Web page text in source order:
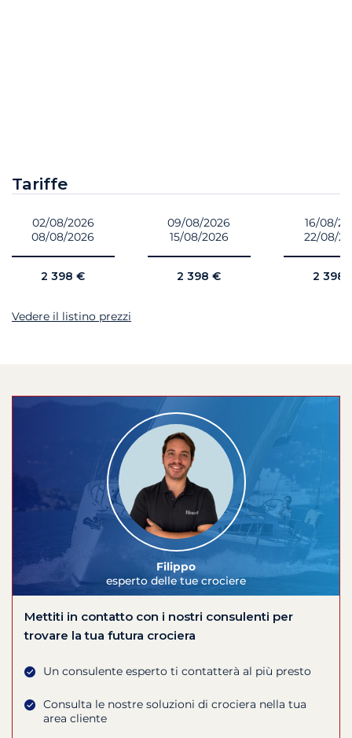
Tariffe
02/08/2026
08/08/2026
2 398 €
09/08/2026
15/08/2026
2 398 €
16/08/
22/08/
2 398
Vedere il listino prezzi
Filippo
esperto delle tue crociere
Mettiti in contatto con i nostri consulenti per
trovare la tua futura crociera
Un consulente esperto ti contatterà al più presto
Consulta le nostre soluzioni di crociera nella tua
area cliente